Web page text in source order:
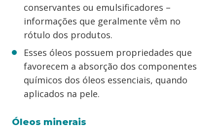
conservantes ou emulsificadores –
informações que geralmente vêm no
rótulo dos produtos.
Esses óleos possuem propriedades que
favorecem a absorção dos componentes
químicos dos óleos essenciais, quando
aplicados na pele.
Óleos minerais